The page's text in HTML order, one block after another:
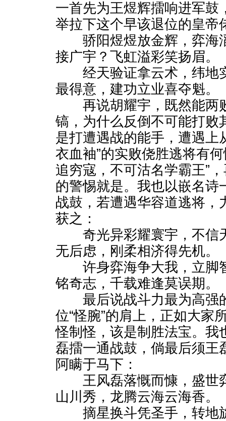
一首先为王煜辉擂响进军鼓
举拉下这个早该退位的皇帝
骄阳煜煜放金辉，弈海
接广宇？飞虹溢彩笑扬眉。
经天验证拿云术，纬地
最得意，建功立业喜夺魁。
再说胡耀宇，既然能两
镐，为什么反倒不可能打败
是打遭遇战的能手，遭遇上
衣血袖”的实败侥胜逃将有
追穷寇，不可沽名学霸王”
的警惕就是。我也以嵌名诗
战鼓，若遭遇华容道逃将，
获之：
奇光异彩耀寰宇，不信
无后虑，刚柔相济得先机。
许身弈海争大我，立脚
铭奇志，千载难逢莫误期。
最后说战斗力最为高强
位“怪腕”的肩上，正如大家
怪制怪，该是制胜法宝。我
磊擂一通战鼓，倘最后须王
阿瞒于马下：
王风磊落慨而慷，盛世
山川秀，龙腾云海云海香。
摘星换斗凭圣手，转地